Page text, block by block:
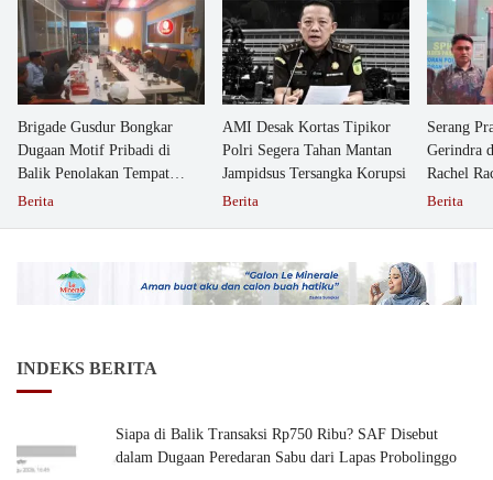
Brigade Gusdur Bongkar
Dugaan Motif Pribadi di
Balik Penolakan Tempat
Ibadah GKJW Bangil
Berita
AMI Desak Kortas Tipikor
Polri Segera Tahan Mantan
Jampidsus Tersangka Korupsi
Berita
Serang
Gerindra
Rachel
Berita
INDEKS BERITA
Siapa di Balik Transaksi Rp750 Ribu? SAF Disebut
dalam Dugaan Peredaran Sabu dari Lapas Probolinggo